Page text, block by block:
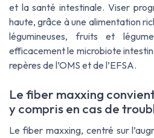
et la santé intestinale. Viser
haute, grâce à une alimentation
légumineuses, fruits et
efficacement le microbiote
repères de l’OMS et de l’EFSA.
Le fiber maxxing
y compris en cas de
Lefiber maxxing, centré sur